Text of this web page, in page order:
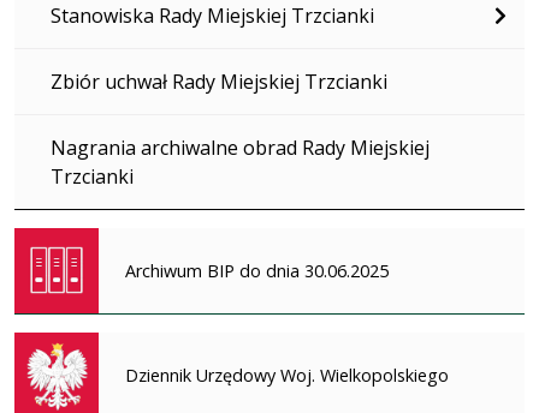
Stanowiska Rady Miejskiej Trzcianki
Zbiór uchwał Rady Miejskiej Trzcianki
Nagrania archiwalne obrad Rady Miejskiej
Trzcianki
Archiwum BIP do dnia 30.06.2025
Dziennik Urzędowy Woj. Wielkopolskiego